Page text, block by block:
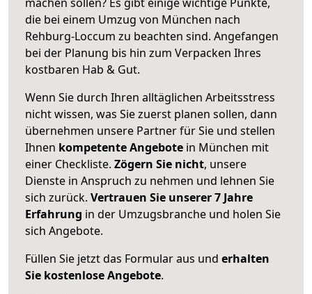
die bei einem Umzug von München nach
Rehburg-Loccum zu beachten sind. Angefangen
bei der Planung bis hin zum Verpacken Ihres
kostbaren Hab & Gut.
Wenn Sie durch Ihren alltäglichen Arbeitsstress
nicht wissen, was Sie zuerst planen sollen, dann
übernehmen unsere Partner für Sie und stellen
Ihnen kompetente Angebote in München mit
einer Checkliste. Zögern Sie nicht, unsere
Dienste in Anspruch zu nehmen und lehnen Sie
sich zurück. Vertrauen Sie unserer 7 Jahre
Erfahrung in der Umzugsbranche und holen Sie
sich Angebote.
Füllen Sie jetzt das Formular aus und erhalten
Sie kostenlose Angebote.